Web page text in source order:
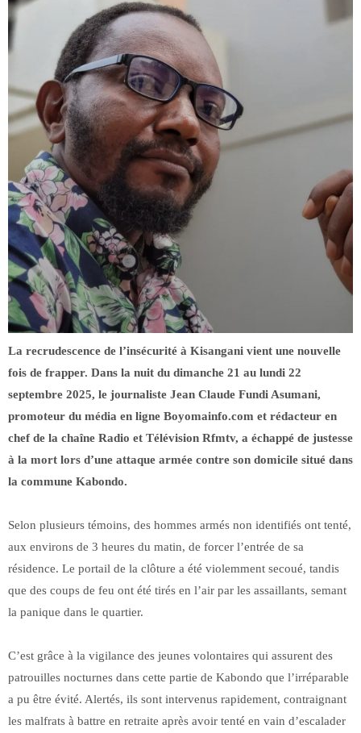
La recrudescence de l’insécurité à Kisangani vient une nouvelle
fois de frapper. Dans la nuit du dimanche 21 au lundi 22
septembre 2025, le journaliste Jean Claude Fundi Asumani,
promoteur du média en ligne Boyomainfo.com et rédacteur en
chef de la chaîne Radio et Télévision Rfmtv, a échappé de justesse
à la mort lors d’une attaque armée contre son domicile situé dans
la commune Kabondo.
Selon plusieurs témoins, des hommes armés non identifiés ont tenté,
aux environs de 3 heures du matin, de forcer l’entrée de sa
résidence. Le portail de la clôture a été violemment secoué, tandis
que des coups de feu ont été tirés en l’air par les assaillants, semant
la panique dans le quartier.
C’est grâce à la vigilance des jeunes volontaires qui assurent des
patrouilles nocturnes dans cette partie de Kabondo que l’irréparable
a pu être évité. Alertés, ils sont intervenus rapidement, contraignant
les malfrats à battre en retraite après avoir tenté en vain d’escalader